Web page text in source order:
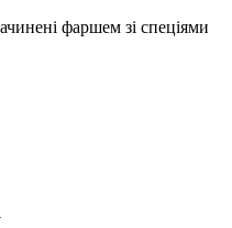
фаршем зі спеціями